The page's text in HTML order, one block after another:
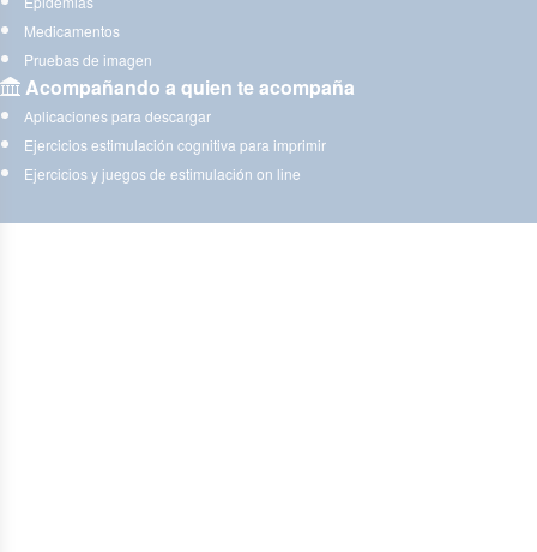
Medicamentos
Pruebas de imagen
Acompañando a quien te acompaña
Aplicaciones para descargar
Ejercicios estimulación cognitiva para imprimir
Ejercicios y juegos de estimulación on line